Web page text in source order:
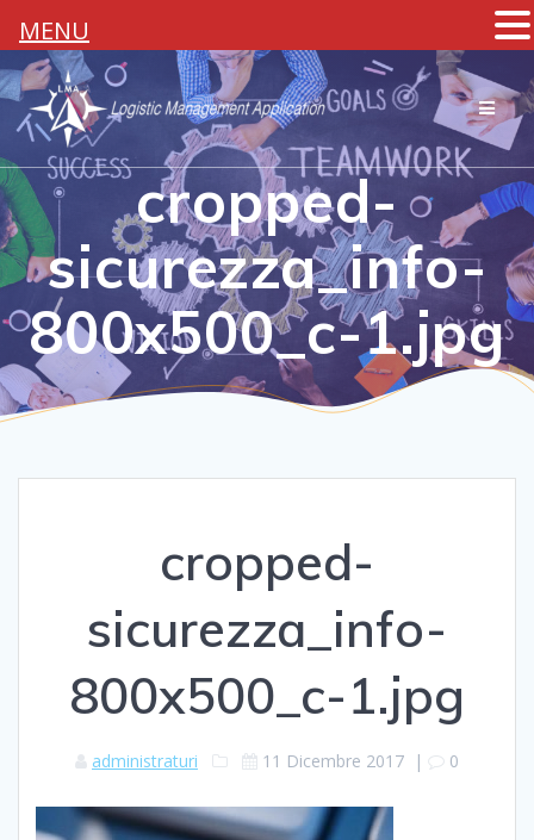
Salta
contenuto
cropped-
sicurezza_info-
800x500_c-1.jpg
cropped-
sicurezza_info-
800x500_c-1.jpg
administraturi 11 Dicembre 2017 | 0
MENU